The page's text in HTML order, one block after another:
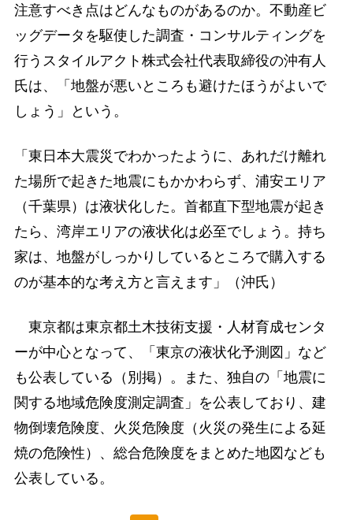
注意すべき点はどんなものがあるのか。不動産ビ
ッグデータを駆使した調査・コンサルティングを
行うスタイルアクト株式会社代表取締役の沖有人
氏は、「地盤が悪いところも避けたほうがよいで
しょう」という。
「東日本大震災でわかったように、あれだけ離れ
た場所で起きた地震にもかかわらず、浦安エリア
（千葉県）は液状化した。首都直下型地震が起き
たら、湾岸エリアの液状化は必至でしょう。持ち
家は、地盤がしっかりしているところで購入する
のが基本的な考え方と言えます」（沖氏）
東京都は東京都土木技術支援・人材育成センタ
ーが中心となって、「東京の液状化予測図」など
も公表している（別掲）。また、独自の「地震に
関する地域危険度測定調査」を公表しており、建
物倒壊危険度、火災危険度（火災の発生による延
焼の危険性）、総合危険度をまとめた地図なども
公表している。